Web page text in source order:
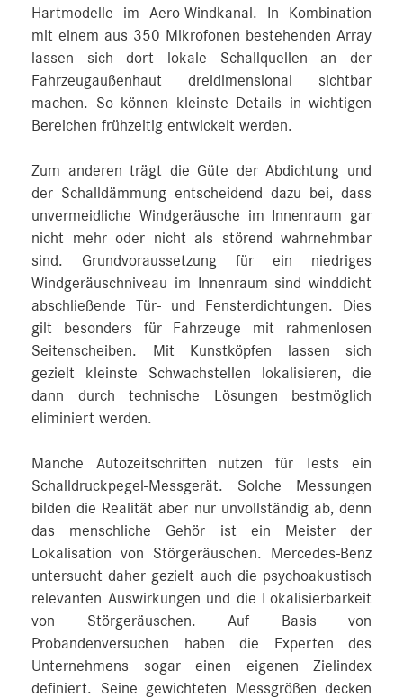
Hartmodelle im Aero-Windkanal. In Kombination
mit einem aus 350 Mikrofonen bestehenden Array
lassen sich dort lokale Schallquellen an der
Fahrzeugaußenhaut dreidimensional sichtbar
machen. So können kleinste Details in wichtigen
Bereichen frühzeitig entwickelt werden.
Zum anderen trägt die Güte der Abdichtung und
der Schalldämmung entscheidend dazu bei, dass
unvermeidliche Windgeräusche im Innenraum gar
nicht mehr oder nicht als störend wahrnehmbar
sind. Grundvoraussetzung für ein niedriges
Windgeräuschniveau im Innenraum sind winddicht
abschließende Tür- und Fensterdichtungen. Dies
gilt besonders für Fahrzeuge mit rahmenlosen
Seitenscheiben. Mit Kunstköpfen lassen sich
gezielt kleinste Schwachstellen lokalisieren, die
dann durch technische Lösungen bestmöglich
eliminiert werden.
Manche Autozeitschriften nutzen für Tests ein
Schalldruckpegel-Messgerät. Solche Messungen
bilden die Realität aber nur unvollständig ab, denn
das menschliche Gehör ist ein Meister der
Lokalisation von Störgeräuschen. Mercedes‑Benz
untersucht daher gezielt auch die psychoakustisch
relevanten Auswirkungen und die Lokalisierbarkeit
von Störgeräuschen. Auf Basis von
Probandenversuchen haben die Experten des
Unternehmens sogar einen eigenen Zielindex
definiert. Seine gewichteten Messgrößen decken